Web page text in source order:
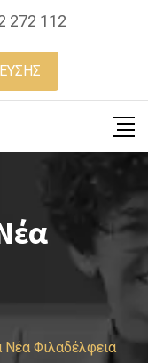
272 112
Νέα Φιλαδέλφεια